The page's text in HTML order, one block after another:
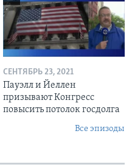
СЕНТЯБРЬ 23, 2021
Пауэлл и Йеллен
призывают Конгресс
повысить потолок госдолга
Все эпизоды